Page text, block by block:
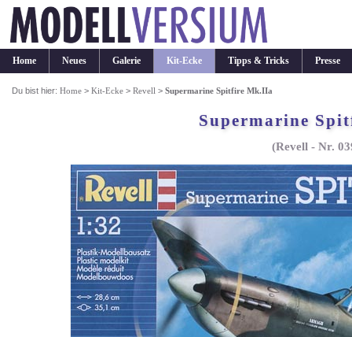
Home Neues Galerie Kit-Ecke Tipps & Tricks Presse
Du bist hier:Home >Kit-Ecke >Revell >Supermarine Spitfire Mk.IIa
Supermarine
(Revell - Nr.